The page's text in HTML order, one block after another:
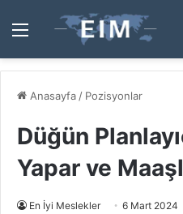
Menü
Anasayfa / Pozisyonlar
Düğün
Yapar ve
En İyi Meslekler 6 Mart 2024